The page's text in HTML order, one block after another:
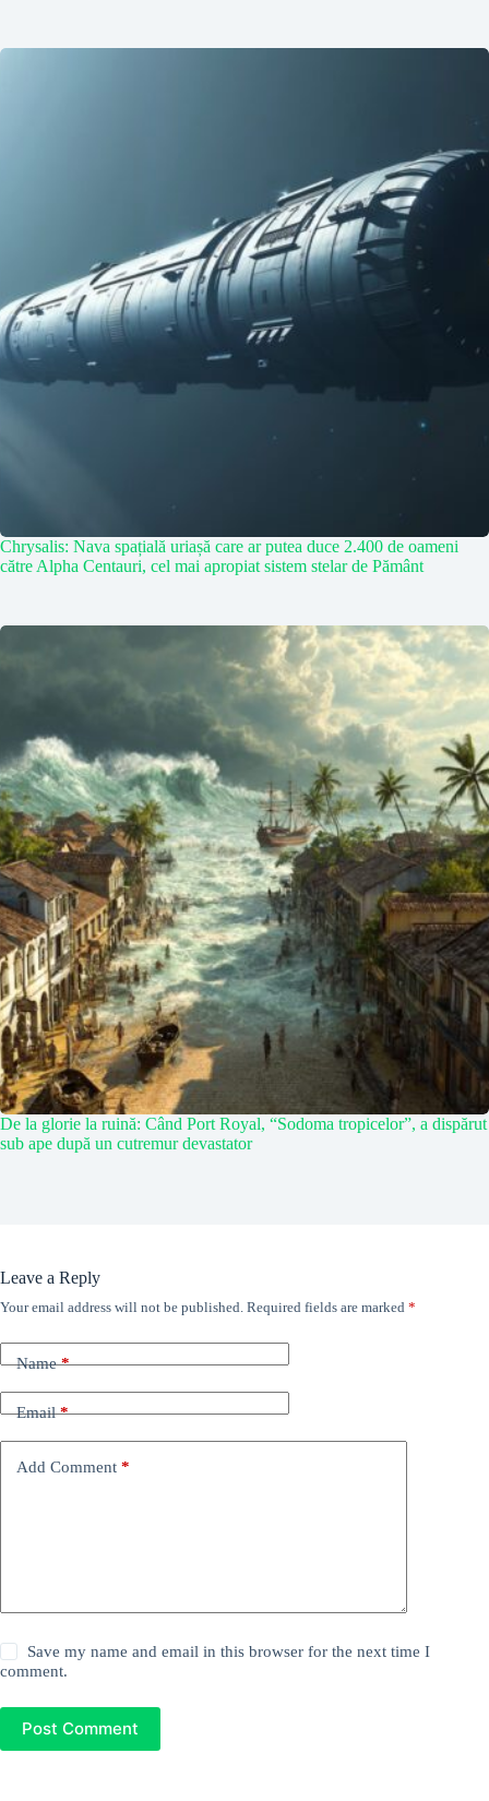
Chrysalis: Nava spațială uriașă care ar putea duce 2.400 de oameni
către Alpha Centauri, cel mai apropiat sistem stelar de Pământ
De la glorie la ruină: Când Port Royal, “Sodoma tropicelor”, a dispărut
sub ape după un cutremur devastator
Leave a Reply
Your email address will not be published. Required fields are marked *
Name*
Email*
Add Comment *
Save my name and email in this browser for the next time I
comment.
Post Comment